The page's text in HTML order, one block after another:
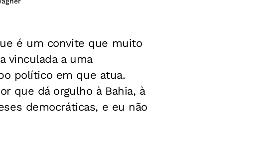
é um convite que muito
vinculada a uma
político em que atua.
que dá orgulho à Bahia, à
democráticas, e eu não